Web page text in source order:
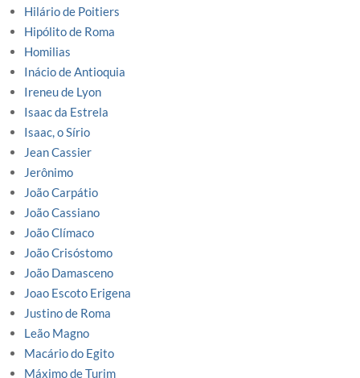
Hilário de Poitiers
Hipólito de Roma
Homilias
Inácio de Antioquia
Ireneu de Lyon
Isaac da Estrela
Isaac, o Sírio
Jean Cassier
Jerônimo
João Carpátio
João Cassiano
João Clímaco
João Crisóstomo
João Damasceno
Joao Escoto Erigena
Justino de Roma
Leão Magno
Macário do Egito
Máximo de Turim